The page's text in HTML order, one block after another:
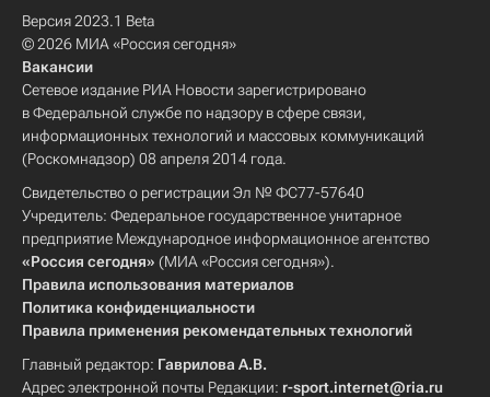
Версия 2023.1 Beta
© 2026 МИА «Россия сегодня»
Вакансии
Сетевое издание РИА Новости зарегистрировано
в Федеральной службе по надзору в сфере связи,
информационных технологий и массовых коммуникаций
(Роскомнадзор) 08 апреля 2014 года.
Свидетельство о регистрации Эл № ФС77-57640
Учредитель: Федеральное государственное унитарное
предприятие Международное информационное агентство
«Россия сегодня» (МИА «Россия сегодня»).
Правила использования материалов
Политика конфиденциальности
Правила применения рекомендательных технологий
Главный редактор: Гаврилова А.В.
Адрес электронной почты Редакции: r-sport.internet@ria.ru